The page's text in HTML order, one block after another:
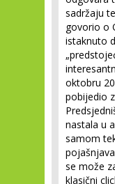
sadržaju
govorio o
istaknuto
oktobru
pobijedio
nastala u
samom
se može
klasični